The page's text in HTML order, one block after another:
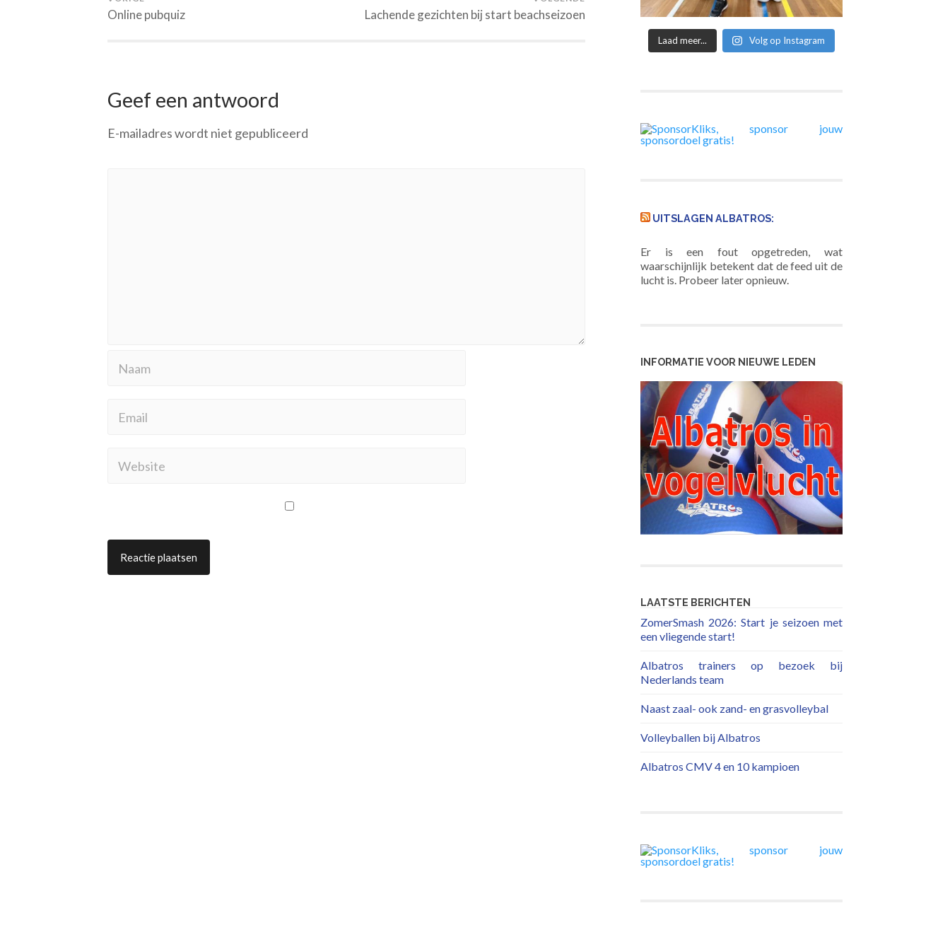
Online pubquiz Lachende gezichten bij start beachseizoen
Geef een antwoord
E-mailadres wordt niet gepubliceerd
Laad meer... Volg op Instagram
UITSLAGEN ALBATROS:
Er is een fout opgetreden, wat
waarschijnlijk betekent dat de feed uit de
lucht is. Probeer later opnieuw.
INFORMATIE VOOR NIEUWE LEDEN
LAATSTE BERICHTEN
ZomerSmash 2026: Start je seizoen met
een vliegende start!
Albatros trainers op bezoek bij
Nederlands team
Naast zaal- ook zand- en grasvolleybal
Volleyballen bij Albatros
Albatros CMV 4 en 10 kampioen